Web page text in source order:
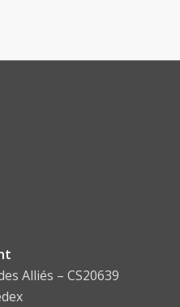
Alliés – CS20639